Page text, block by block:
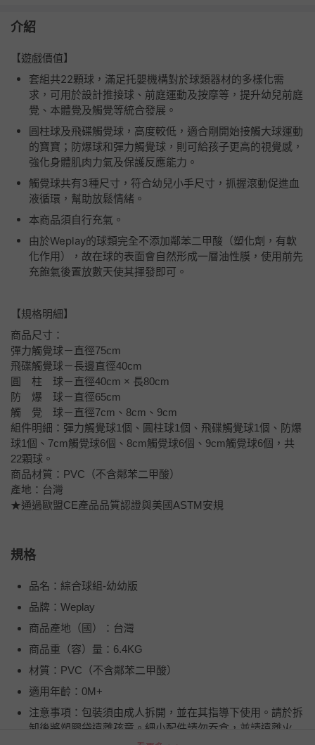
介紹
【遊戲價值】
套組共22顆球，滿足托嬰機構對於球類器材的多樣化需
求，可用於設計推接球、前庭運動及按摩等，提升幼兒前庭
覺、本體覺及觸覺等統合發展。
圓柱球及飛碟觸覺球，高度較低，適合剛開始接觸大球運動
的寶寶；防爆球和彈力觸覺球，則可給孩子更高的視覺感，
強化身體肌肉力氣及保護反應能力。
觸覺球共有3種尺寸，符合幼兒小手尺寸，抓握滾動促進血
液循環，幫助放鬆情緒。
本商品須自行充氣。
由於Weplay的球類完全不添加鄰苯二甲酸（塑化劑，有軟
化作用），故在球的表面會自然形成一層油性膜，使用前先
充飽氣後置放數天使其揮發即可。
【規格明細】
商品尺寸：
彈力觸覺球－直徑75cm
飛碟觸覺球－長邊直徑40cm
圓 柱 球－直徑40cm × 長80cm
防 爆 球－直徑65cm
觸 覺 球－直徑7cm、8cm、9cm
組件明細：彈力觸覺球1個、圓柱球1個、飛碟觸覺球1個、防爆
球1個、7cm觸覺球6個、8cm觸覺球6個、9cm觸覺球6個，共
22顆球。
商品材質：PVC（不含鄰苯二甲酸）
產地：台灣
★通過歐盟CE產品品質認證與美國ASTM安規
規格
品名：綜合球組-幼幼版
品牌：Weplay
商品產地（國）：台灣
商品重（容）量：6.4KG
材質：PVC（不含鄰苯二甲酸）
適用年齡：0M+
注意事項：包裝須由成人拆開，並在其指導下使用。請於拆
卸後將塑膠袋遠離孩童。細小配件請勿吞食，並請遠離火